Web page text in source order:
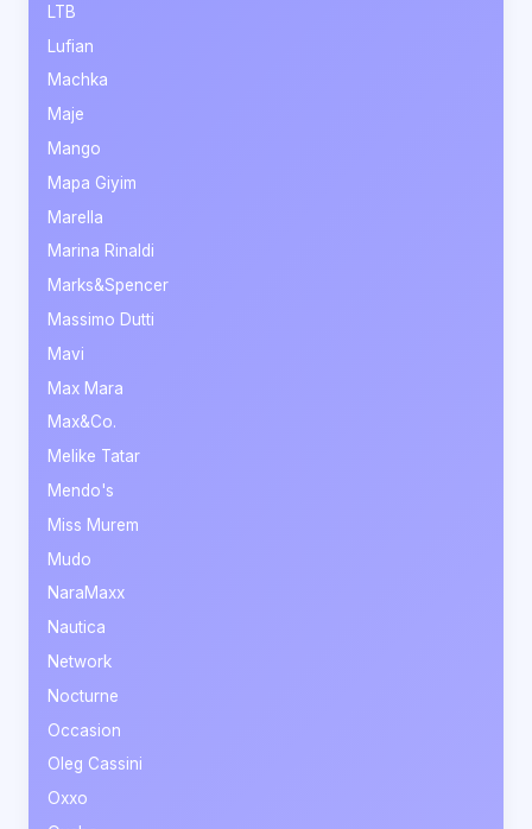
LTB
Lufian
Machka
Maje
Mango
Mapa Giyim
Marella
Marina Rinaldi
Marks&Spencer
Massimo Dutti
Mavi
Max Mara
Max&Co.
Melike Tatar
Mendo's
Miss Murem
Mudo
NaraMaxx
Nautica
Network
Nocturne
Occasion
Oleg Cassini
Oxxo